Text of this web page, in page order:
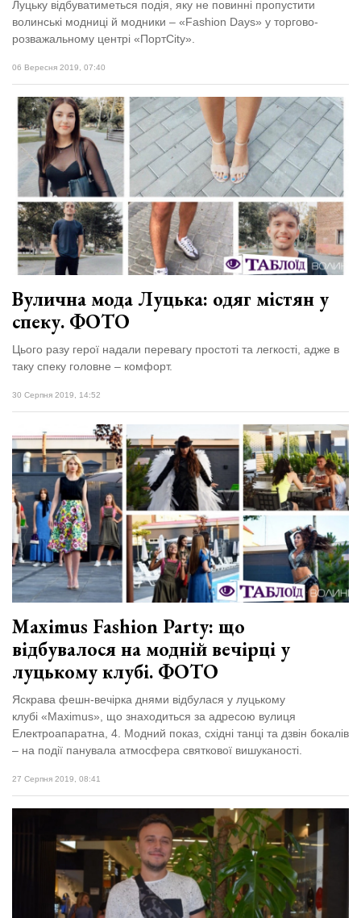
Луцьку відбуватиметься подія, яку не повинні пропустити
волинські модниці й модники – «Fashion Days» у торгово-
розважальному центрі «ПортCity».
06 Вересня 2019, 07:40
Вулична мода Луцька: одяг містян у
спеку. ФОТО
Цього разу герої надали перевагу простоті та легкості, адже в
таку спеку головне – комфорт.
30 Серпня 2019, 14:52
Maximus Fashion Party: що
відбувалося на модній вечірці у
луцькому клубі. ФОТО
Яскрава фешн-вечірка днями відбулася у луцькому
клубі «Maximus», що знаходиться за адресою вулиця
Електроапаратна, 4. Модний показ, східні танці та дзвін бокалів
– на події панувала атмосфера святкової вишуканості.
27 Серпня 2019, 08:41